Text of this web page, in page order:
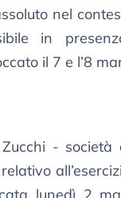
nel
in
il 7 e l’8
-
lunedì 2